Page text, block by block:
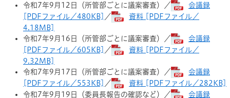
令和7年9月12日（所管部ごとに議案審査）／
会議録
[PDFファイル／480KB]
／
資料 [PDFファイル／
4.18MB]
令和7年9月16日（所管部ごとに議案審査）／
会議録
[PDFファイル／605KB]
／
資料 [PDFファイル／
9.32MB]
令和7年9月17日（所管部ごとに議案審査）／
会議録
[PDFファイル／553KB]
／
資料 [PDFファイル／282KB]
令和7年9月19日（委員長報告の確認など）／
会議録